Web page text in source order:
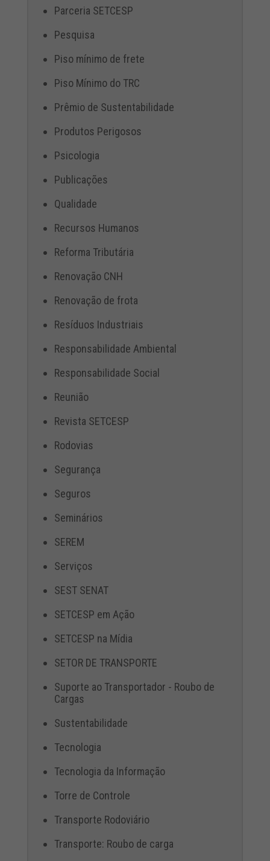
Parceria SETCESP
Pesquisa
Piso mínimo de frete
Piso Mínimo do TRC
Prêmio de Sustentabilidade
Produtos Perigosos
Psicologia
Publicações
Qualidade
Recursos Humanos
Reforma Tributária
Renovação CNH
Renovação de frota
Resíduos Industriais
Responsabilidade Ambiental
Responsabilidade Social
Reunião
Revista SETCESP
Rodovias
Segurança
Seguros
Seminários
SEREM
Serviços
SEST SENAT
SETCESP em Ação
SETCESP na Mídia
SETOR DE TRANSPORTE
Suporte ao Transportador - Roubo de
Cargas
Sustentabilidade
Tecnologia
Tecnologia da Informação
Torre de Controle
Transporte Rodoviário
Transporte: Roubo de carga